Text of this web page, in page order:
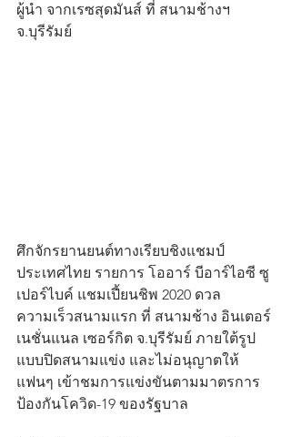
ผู้นำ จากเรซสุดมันส์ ที่ สนามช้างฯ
จ.บุรีรัมย์
ศึกจักรยานยนต์ทางเรียบชิงแชมป์
ประเทศไทย รายการ โออาร์ บีอาร์ไอซี ซู
เปอร์ไบค์ แชมเปี้ยนชิพ 2020 ดวล
ความเร็วสนามแรก ที่ สนามช้าง อินเตอร์
เนชั่นแนล เซอร์กิต จ.บุรีรัมย์ ภายใต้รูป
แบบปิดสนามแข่ง และไม่อนุญาตให้
แฟนๆ เข้าชมการแข่งขันตามมาตรการ
ป้องกันโควิด-19 ของรัฐบาล